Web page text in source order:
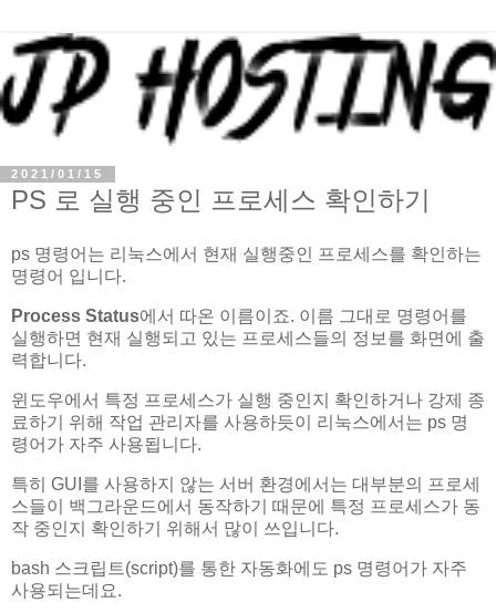
2021/01/15
PS 로 실행 중인 프로세스 확인하기
ps 명령어는 리눅스에서 현재 실행중인 프로세스를 확인하는
명령어 입니다.
Process Status에서 따온 이름이죠. 이름 그대로 명령어를
실행하면 현재 실행되고 있는 프로세스들의 정보를 화면에 출
력합니다.
윈도우에서 특정 프로세스가 실행 중인지 확인하거나 강제 종
료하기 위해 작업 관리자를 사용하듯이 리눅스에서는 ps 명
령어가 자주 사용됩니다.
특히 GUI를 사용하지 않는 서버 환경에서는 대부분의 프로세
스들이 백그라운드에서 동작하기 때문에 특정 프로세스가 동
작 중인지 확인하기 위해서 많이 쓰입니다.
bash 스크립트(script)를 통한 자동화에도 ps 명령어가 자주
사용되는데요.